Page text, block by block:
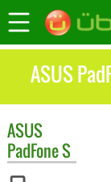
ASUS
ASUS
PadFone S